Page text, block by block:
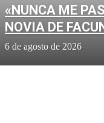
«NUNCA ME
NOVIA DE
6 de agosto de 2026